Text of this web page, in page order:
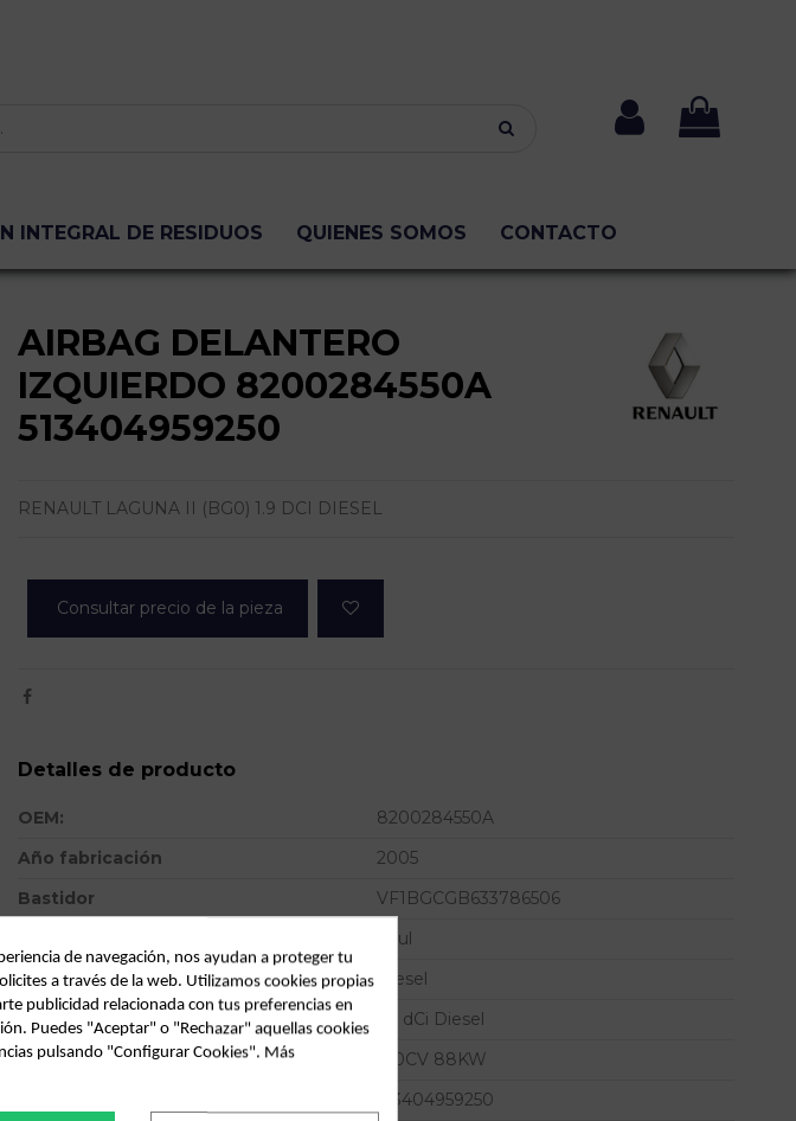
INTEGRAL DE RESIDUOS QUIENES SOMOS CONTACTO
AIRBAG DELANTERO
IZQUIERDO 8200284550A
513404959250
RENAULT LAGUNA II (BG0) 1.9 DCI DIESEL
Consultar precio de la pieza
Detalles de producto
OEM:
8200284550A
Año fabricación
2005
Bastidor
VF1BGCGB633786506
Azul
Combustible
Diesel
Versión
1.9 dCi Diesel
Potencia
120CV 88KW
513404959250
de navegación, nos ayudan a proteger tu
a través de la web. Utilizamos cookies propias
publicidad relacionada con tus preferencias en
Puedes "Aceptar" o "Rechazar" aquellas cookies
pulsando "Configurar Cookies". Más